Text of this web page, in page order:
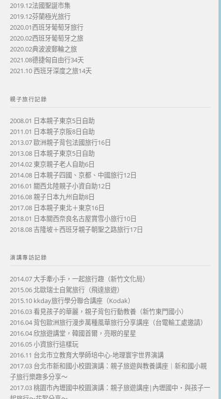
2019.12法國聖誕市集
2019.12芬蘭極光旅行
2020.01西班牙葡萄牙旅行
2020.02西班牙葡萄牙之旅
2020.02典波波郵輪之旅
2021.08德捷匈自由行34天
2021.10 西班牙深度之旅14天
親子旅行記錄
2008.01 日本親子東京5日自助
2011.01 日本親子京阪8日自助
2013.07 歐洲親子背包法國旅行16日
2013.08 日本親子東京5日自助
2014.02 東京親子老人自助6日
2014.08 日本親子四國、京都、中國旅行12日
2016.01 關西北陸親子小資自助12日
2016.08 親子日本九州自助8日
2017.08 日本親子東北＋東京16日
2018.01 日本關西奈良名古屋賞雪小旅行10日
2018.08 吉隆坡＋西班牙親子朝聖之路旅行17日
演講專訪記錄
2014.07 大手牽小手，一起旅行趣（新竹文化局）
2015.06 北歐瑞士自駕旅行（飛達旅遊）
2015.10 kkday旅行學分聯合講座（Kodak）
2016.03 看見孩子的華麗，親子背包行動教養（新竹東門國小）
2016.04 背包歐洲旅行漫步萬種風華旅行分享講座（台電輸工處邀請）
2016.04 欣旅遊講堂，韓國首爾，亮眼的星星
2016.05 小資旅行這樣玩
2016.11 台北市立教育大學師培中心-地理寰宇世界演講
2017.03 台北市新和國小校園演講：親子旅遊與教養講座｜新和國小親
子旅行樂趣多分享～
2017.03 桃園市內壢國中校園演講：親子旅遊講座|內壢國中・與孩子一